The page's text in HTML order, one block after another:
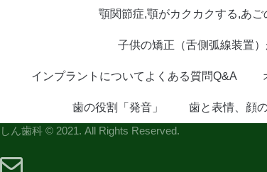
顎関節症,顎がカクカクする,あ
子供の矯正（舌側弧線装置
インプラントについてよくある質問Q&A
歯の役割「発音」 歯と表情、顔
しん歯科 © 2021. All Rights Reserved.